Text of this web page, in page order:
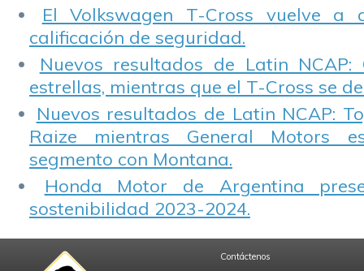
El Volkswagen T-Cross vuelve a
calificación de seguridad.
Nuevos resultados de Latin NCAP:
estrellas, mientras que el T-Cross se
Nuevos resultados de Latin NCAP:
Raize mientras General Motors
segmento con Montana.
Honda Motor de Argentina
sostenibilidad 2023-2024.
Contáctenos